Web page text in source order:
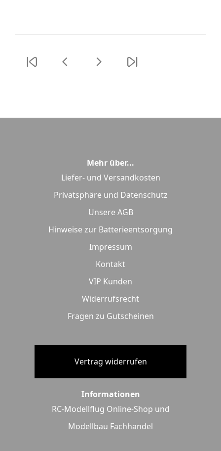
Mehr über...
Liefer- und Versandkosten
Privatsphäre und Datenschutz
Unsere AGB
Hinweise zur Batterieentsorgung
Impressum
Kontakt
VIP Kunden
Widerrufsrecht
Fragen zu Gutscheinen
Vertrag widerrufen
Informationen
RC-Modellflug Online-Shop und
Modellbau Fachhandel